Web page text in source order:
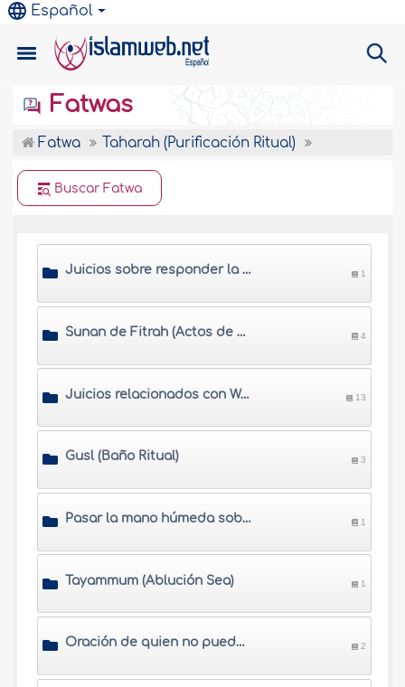
Español
Fatwas
Fatwa Taharah (Purificación Ritual)
Buscar Fatwa
Juicios sobre responder la llamada de la naturaleza 1
Sunan de Fitrah (Actos de disposición natural) 4
Juicios relacionados con Wudu (Ablución) 13
Gusl (Baño Ritual) 3
Pasar la mano húmeda sobre botas, calcetines y tablillas 1
Tayammum (Ablución Sea) 1
Oración de quien no puede hacer wudu ni tayammun 2